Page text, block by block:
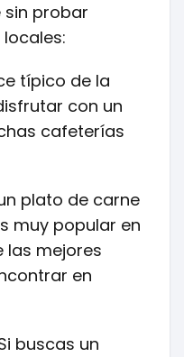
sin probar
típico de la
con un
cafeterías
plato de carne
muy popular en
las mejores
en
buscas un